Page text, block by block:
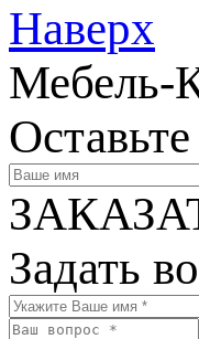
Наверх
Мебель-
Задать